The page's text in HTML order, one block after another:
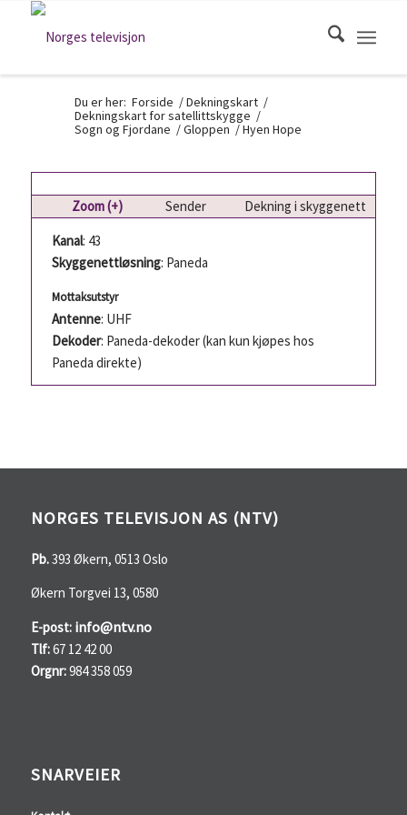
Du er her: Forside /Dekningskart /
Dekningskart for satellittskygge /
Sogn og Fjordane /Gloppen /Hyen Hope
Zoom (+) Sender
Dekning i skyggenett
Kanal: 43
Skyggenettløsning: Paneda
Mottaksutstyr
Antenne: UHF
Dekoder: Paneda-dekoder (kan kun kjøpes hos
Paneda direkte)
NORGES TELEVISJON AS (NTV)
Pb.393 Økern, 0513 Oslo
Økern Torgvei 13, 0580
E-post: info@ntv.no
Tlf:67 12 42 00
Orgnr:984 358 059
SNARVEIER